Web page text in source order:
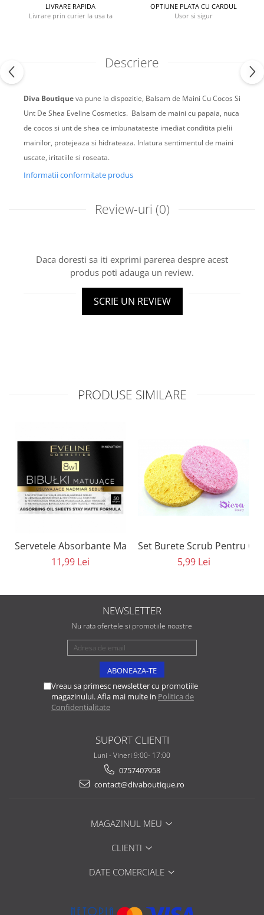
LIVRARE RAPIDA
Livrare prin curier la usa ta
OPTIUNE PLATA CU CARDUL
Usor si sigur
Descriere
Diva Boutiqueva pune la dispozitie, Balsam de Maini Cu Cocos Si
Unt De Shea Eveline Cosmetics. Balsam de maini cu papaia, nuca
de cocos si unt de shea ce imbunatateste imediat conditita pielii
mainilor, protejeaza si hidrateaza. Inlatura sentimentul de maini
uscate, iritatiile si roseata.
Informatii conformitate produs
Review-uri (0)
Daca doresti sa iti exprimi parerea despre acest
produs poti adauga un review.
SCRIE UN REVIEW
PRODUSE SIMILARE
Servetele Absorbante Matifiante 8 in 1 Eveline
11,99 Lei
Set Burete Scrub Pentru
5,99 Lei
NEWSLETTER
Nu rata ofertele si promotiile noastre
Vreau sa primesc newsletter cu promotiile
magazinului. Afla mai multe in Politica de
Confidentialitate
SUPORT CLIENTI
Luni - Vineri 9:00- 17:00
0757407958
contact@divaboutique.ro
MAGAZINUL MEU
CLIENTI
DATE COMERCIALE